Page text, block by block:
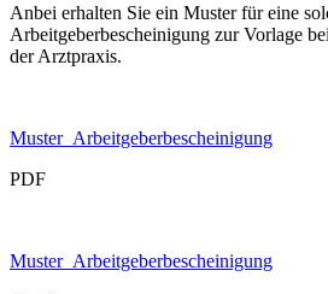
Anbei erhalten Sie ein Muster für eine
Arbeitgeberbescheinigung zur Vorlage
der Arztpraxis.
Muster_Arbeitgeberbescheinigung
PDF
Muster_Arbeitgeberbescheinigung